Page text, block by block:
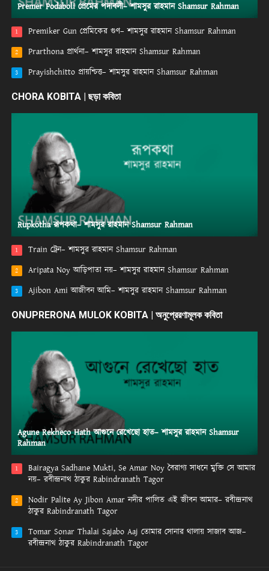
Premer Podaboli প্রেমের পদাবলী– শামসুর রাহমান Shamsur Rahman
1 Premiker Gun প্রেমিকের গুণ– শামসুর রাহমান Shamsur Rahman
2 Prarthona প্রার্থনা– শামসুর রাহমান Shamsur Rahman
3 Prayishchitto প্রায়শ্চিত্ত– শামসুর রাহমান Shamsur Rahman
CHORA KOBITA | ছড়া কবিতা
Rupkotha রূপকথা– শামসুর রাহমান Shamsur Rahman
1 Train ট্রেন– শামসুর রাহমান Shamsur Rahman
2 Aripata Noy আড়িপাতা নয়– শামসুর রাহমান Shamsur Rahman
3 Ajibon Ami আজীবন আমি– শামসুর রাহমান Shamsur Rahman
ONUPRERONA MULOK KOBITA | অনুপ্রেরণামূলক কবিতা
Agune Rekheco Hath আগুনে রেখেছো হাত– শামসুর রাহমান Shamsur
Rahman
1
Bairagya Sadhane Mukti, Se Amar Noy বৈরাগ্য সাধনে মুক্তি সে আমার
নয়– রবীন্দ্রনাথ ঠাকুর Rabindranath Tagor
2
Nodir Palite Ay Jibon Amar নদীর পালিত এই জীবন আমার– রবীন্দ্রনাথ
ঠাকুর Rabindranath Tagor
3
Tomar Sonar Thalai Sajabo Aaj তোমার সোনার থালায় সাজাব আজ–
রবীন্দ্রনাথ ঠাকুর Rabindranath Tagor